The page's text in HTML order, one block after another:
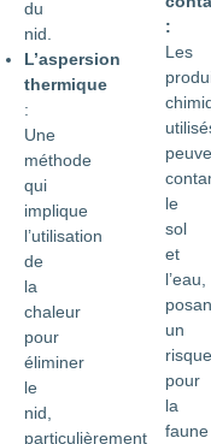
du
nid.
L’aspersion
thermique
:
Une
méthode
qui
implique
l’utilisation
de
la
chaleur
pour
éliminer
le
nid,
particulièrement
:
Les
le
sol
et
l’eau,
un
risque
pour
la
faune